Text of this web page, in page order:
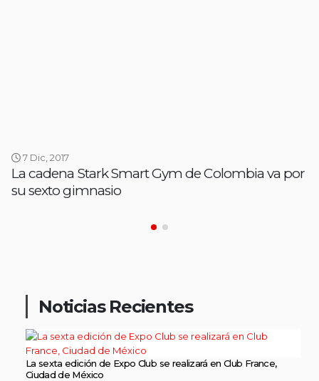
7 Dic, 2017
La cadena Stark Smart Gym de Colombia va por
su sexto gimnasio
Noticias Recientes
La sexta edición de Expo Club se realizará en Club France,
Ciudad de México